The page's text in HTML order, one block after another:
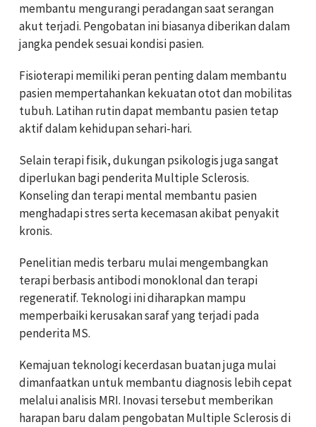
membantu mengurangi peradangan saat serangan
akut terjadi. Pengobatan ini biasanya diberikan dalam
jangka pendek sesuai kondisi pasien.
Fisioterapi memiliki peran penting dalam membantu
pasien mempertahankan kekuatan otot dan mobilitas
tubuh. Latihan rutin dapat membantu pasien tetap
aktif dalam kehidupan sehari-hari.
Selain terapi fisik, dukungan psikologis juga sangat
diperlukan bagi penderita Multiple Sclerosis.
Konseling dan terapi mental membantu pasien
menghadapi stres serta kecemasan akibat penyakit
kronis.
Penelitian medis terbaru mulai mengembangkan
terapi berbasis antibodi monoklonal dan terapi
regeneratif. Teknologi ini diharapkan mampu
memperbaiki kerusakan saraf yang terjadi pada
penderita MS.
Kemajuan teknologi kecerdasan buatan juga mulai
dimanfaatkan untuk membantu diagnosis lebih cepat
melalui analisis MRI. Inovasi tersebut memberikan
harapan baru dalam pengobatan Multiple Sclerosis di